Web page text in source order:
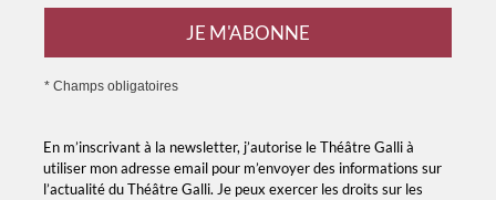
JE M'ABONNE
* Champs obligatoires
En m’inscrivant à la newsletter, j’autorise le Théâtre Galli à
utiliser mon adresse email pour m’envoyer des informations sur
l’actualité du Théâtre Galli. Je peux exercer les droits sur les